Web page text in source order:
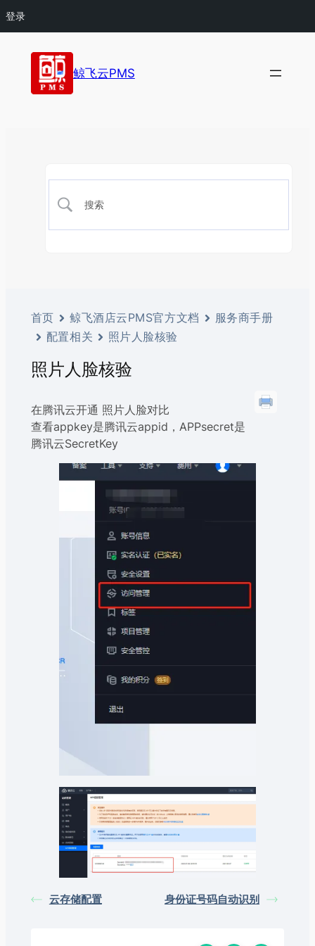
登录
鲸飞云PMS
首页 鲸飞酒店云PMS官方文档
服务商手册
配置相关
照片人脸核验
照片人脸核验
在腾讯云开通 照片人脸对比
查看appkey是腾讯云appid，APPsecret是
腾讯云SecretKey
云存储配置 身份证号码自动识别